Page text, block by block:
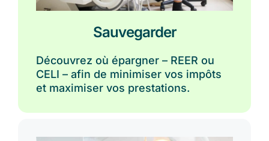
Sauvegarder
Découvrez où épargner – REER ou
CELI – afin de minimiser vos impôts
et maximiser vos prestations.